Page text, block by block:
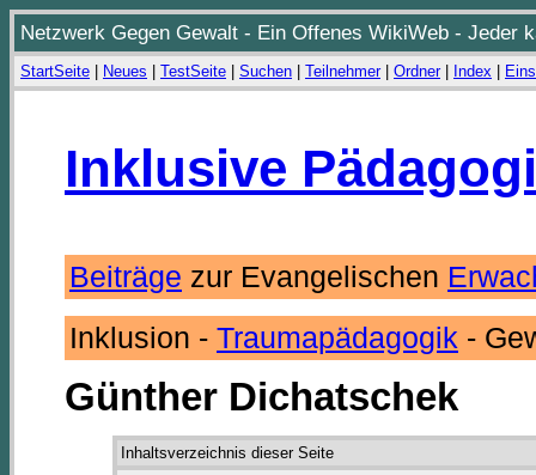
Netzwerk Gegen Gewalt - Ein Offenes WikiWeb - Jeder
StartSeite Neues TestSeite Suchen Teilnehmer| Ordner| Index
Inklusive
Beiträge zur Evangelischen
Inklusion - Traumapädagogik -
Günther Dichatschek
Inhaltsverzeichnis dieser Seite